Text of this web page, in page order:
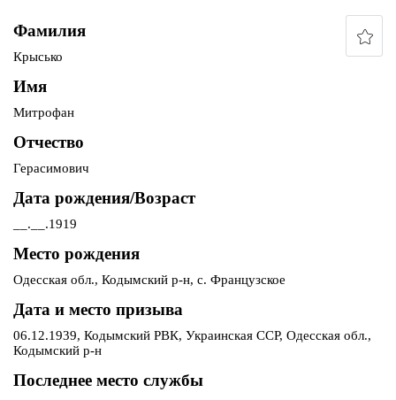
Фамилия
Крысько
Имя
Митрофан
Отчество
Герасимович
Дата рождения/Возраст
__.__.1919
Место рождения
Одесская обл., Кодымский р-н, с. Французское
Дата и место призыва
06.12.1939, Кодымский РВК, Украинская ССР, Одесская обл.,
Кодымский р-н
Последнее место службы